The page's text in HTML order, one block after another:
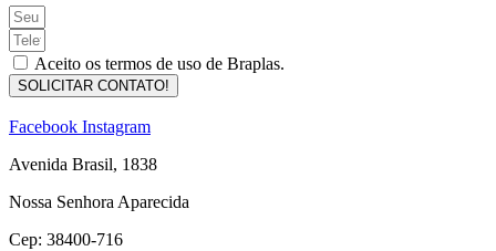
Aceito os termos de uso de Braplas.
SOLICITAR CONTATO!
Facebook Instagram
Avenida Brasil, 1838
Nossa Senhora Aparecida
Cep: 38400-716